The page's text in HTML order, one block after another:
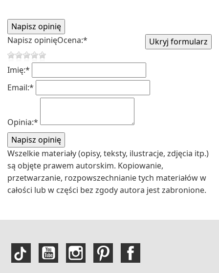
Napisz opinięOcena:*
Imię:*
Email:*
Opinia:*
Wszelkie materiały (opisy, teksty, ilustracje, zdjęcia itp.)
są objęte prawem autorskim. Kopiowanie,
przetwarzanie, rozpowszechnianie tych materiałów w
całości lub w części bez zgody autora jest zabronione.